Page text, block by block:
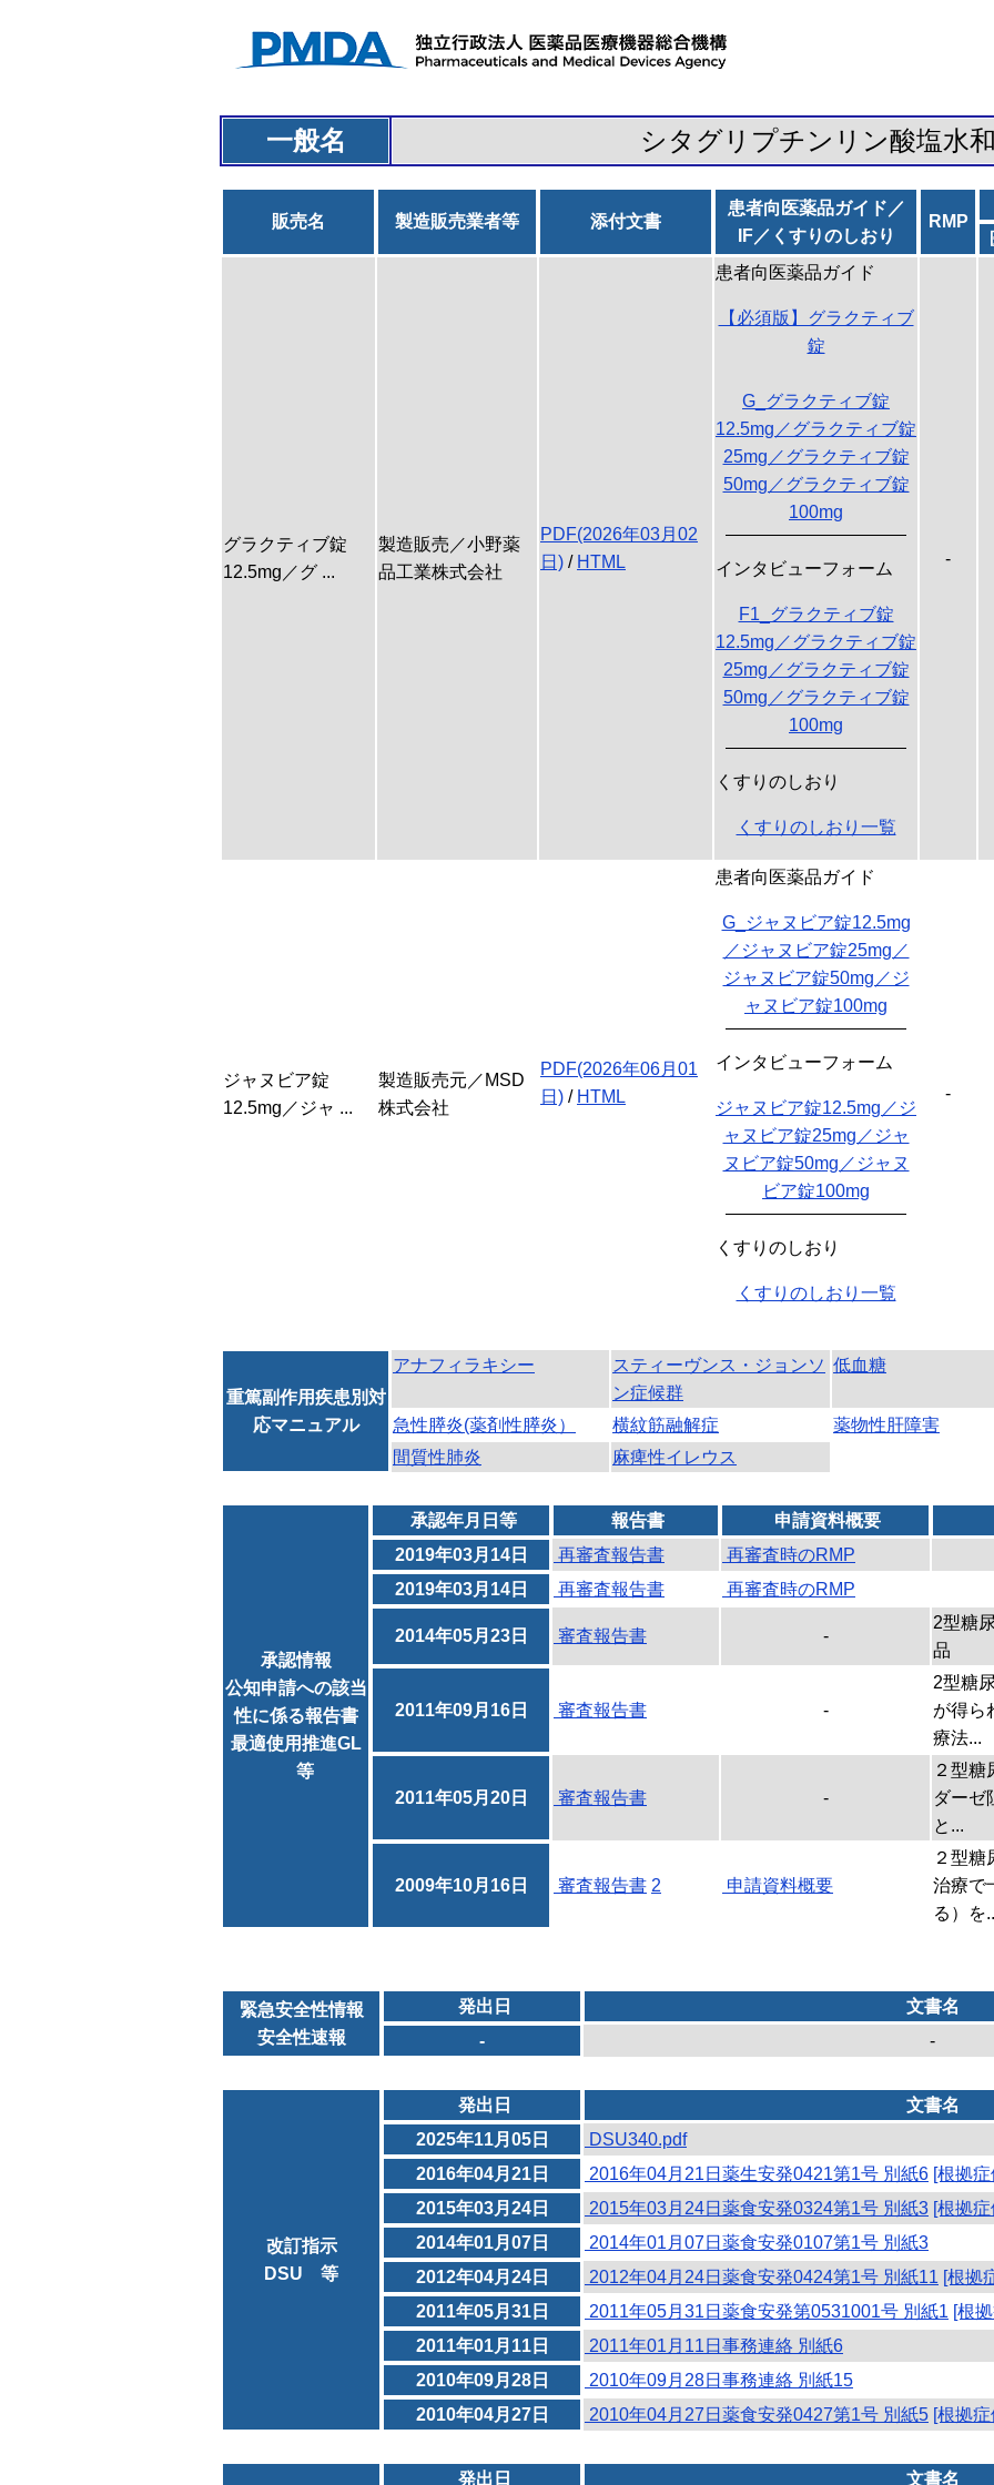
一般名 シタグリプチンリン酸塩水
販売名 製造販売業者等 添付文書
患者向医薬品ガイド／
IF／くすりのしおり
RMP
グラクティブ錠
12.5mg／グ ...
製造販売／小野薬
品工業株式会社
PDF(2026年03月02
日) / HTML
患者向医薬品ガイド
【必須版】グラクティブ
錠
G_グラクティブ錠
12.5mg／グラクティブ錠
25mg／グラクティブ錠
50mg／グラクティブ錠
100mg
インタビューフォーム
F1_グラクティブ錠
12.5mg／グラクティブ錠
25mg／グラクティブ錠
50mg／グラクティブ錠
100mg
くすりのしおり
くすりのしおり一覧
-
ジャヌビア錠
12.5mg／ジャ ...
製造販売元／MSD
株式会社
PDF(2026年06月01
日) / HTML
患者向医薬品ガイド
G_ジャヌビア錠12.5mg
／ジャヌビア錠25mg／
ジャヌビア錠50mg／ジ
ャヌビア錠100mg
インタビューフォーム
ジャヌビア錠12.5mg／ジ
ャヌビア錠25mg／ジャ
ヌビア錠50mg／ジャヌ
ビア錠100mg
くすりのしおり
くすりのしおり一覧
-
重篤副作用疾患別対
応マニュアル
アナフィラキシー
スティーヴンス・ジョンソ
ン症候群
低血糖
急性膵炎(薬剤性膵炎） 横紋筋融解症
薬物性肝障害
間質性肺炎
麻痺性イレウス
承認情報
公知申請への該当
性に係る報告書
最適使用推進GL
等
承認年月日等 報告書
申請資料概要
2019年03月14日
再審査報告書
再審査時のRMP
2019年03月14日
再審査報告書 再審査時のRMP
2014年05月23日 審査報告書 -
2型糖
品
2011年09月16日 審査報告書 -
2型糖
が得ら
療法...
2011年05月20日 審査報告書 -
２型糖
ダーゼ
と...
2009年10月16日 審査報告書 2 申請資料概要
２型
治療で
る）を
緊急安全性情報
安全性速報
発出日
文書名
-
-
改訂指示
DSU 等
発出日
文書名
2025年11月05日
DSU340.pdf
2016年04月21日
2016年04月21日薬生安発0421第1号 別紙6 [根拠
2015年03月24日
2015年03月24日薬食安発0324第1号 別紙3 [根拠
2014年01月07日
2014年01月07日薬食安発0107第1号 別紙3
2012年04月24日
2012年04月24日薬食安発0424第1号 別紙11 [根拠
2011年05月31日
2011年05月31日薬食安発第0531001号 別紙1 [根
2011年01月11日
2011年01月11日事務連絡 別紙6
2010年09月28日
2010年09月28日事務連絡 別紙15
2010年04月27日
2010年04月27日薬食安発0427第1号 別紙5 [根拠
発出日 文書名